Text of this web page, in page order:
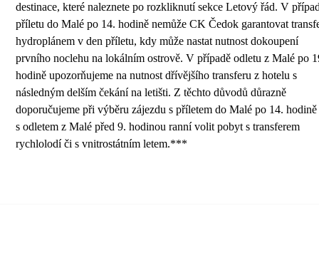
destinace, které naleznete po rozkliknutí sekce Letový řád. V
příletu do Malé po 14. hodině nemůže CK Čedok garantovat
hydroplánem v den příletu, kdy může nastat nutnost dokoupení
prvního noclehu na lokálním ostrově. V případě odletu z Malé po
hodině upozorňujeme na nutnost dřívějšího transferu z hotelu s
následným delším čekání na letišti. Z těchto důvodů důrazně
doporučujeme při výběru zájezdu s příletem do Malé po 14.
s odletem z Malé před 9. hodinou ranní volit pobyt s transferem
rychlolodí či s vnitrostátním letem.***